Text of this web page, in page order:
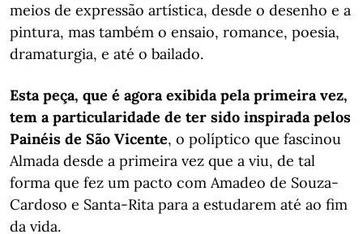
meios de expressão artística, desde o desenho e a
pintura, mas também o ensaio, romance, poesia,
dramaturgia, e até o bailado.
Esta peça, que é agora exibida pela primeira vez,
tem a particularidade de ter sido inspirada pelos
Painéis de São Vicente, o políptico que fascinou
Almada desde a primeira vez que a viu, de tal
forma que fez um pacto com Amadeo de Souza-
Cardoso e Santa-Rita para a estudarem até ao fim
da vida.